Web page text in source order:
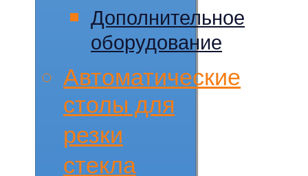
Дополнительное
оборудование
Автоматические
столы для
резки
стекла